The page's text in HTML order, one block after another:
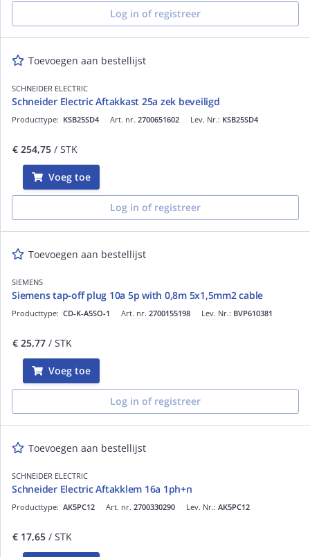
Log in of registreer
Toevoegen aan bestellijst
SCHNEIDER ELECTRIC
Schneider Electric Aftakkast 25a zek beveiligd
Art. nr. 2700651602
Producttype: KSB25SD4 Lev. Nr.: KSB25SD4
€ 254,75 / STK
Voeg toe
Log in of registreer
Toevoegen aan bestellijst
SIEMENS
Siemens tap-off plug 10a 5p with 0,8m 5x1,5mm2 cable
Art. nr. 2700155198
Producttype: CD-K-A5SO-1 Lev. Nr.: BVP610381
€ 25,77 / STK
Voeg toe
Log in of registreer
Toevoegen aan bestellijst
SCHNEIDER ELECTRIC
Schneider Electric Aftakklem 16a 1ph+n
Art. nr. 2700330290
Producttype: AK5PC12 Lev. Nr.: AK5PC12
€ 17,65 / STK